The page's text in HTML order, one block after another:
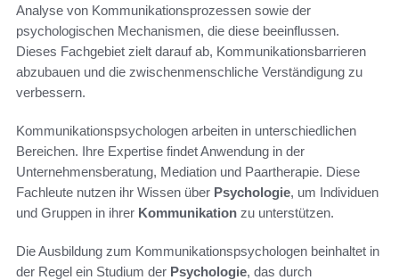
Analyse von Kommunikationsprozessen sowie der
psychologischen Mechanismen, die diese beeinflussen.
Dieses Fachgebiet zielt darauf ab, Kommunikationsbarrieren
abzubauen und die zwischenmenschliche Verständigung zu
verbessern.
Kommunikationspsychologen arbeiten in unterschiedlichen
Bereichen. Ihre Expertise findet Anwendung in der
Unternehmensberatung, Mediation und Paartherapie. Diese
Fachleute nutzen ihr Wissen über Psychologie, um Individuen
und Gruppen in ihrer Kommunikation zu unterstützen.
Die Ausbildung zum Kommunikationspsychologen beinhaltet in
der Regel ein Studium der Psychologie, das durch